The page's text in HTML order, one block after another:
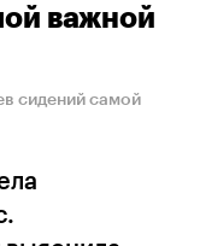
важной
сидений самой